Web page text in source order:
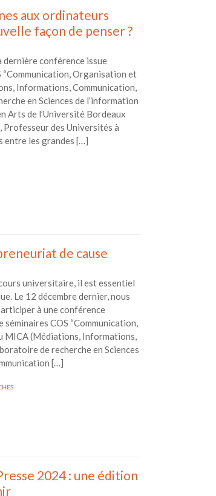
aux ordinateurs
façon de penser ?
dernière conférence issue
“Communication, Organisation et
Informations, Communication,
en Sciences de l’information
Arts de l’Université Bordeaux
des Universités à
entre les grandes […]
de cause
universitaire, il est essentiel
Le 12 décembre dernier, nous
à une conférence
COS “Communication,
MICA (Médiations, Informations,
de recherche en Sciences
[…]
2024 : une édition